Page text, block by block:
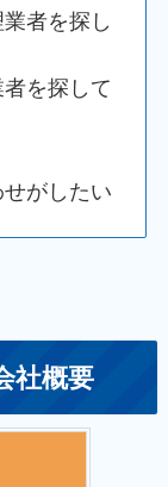
者を探し
を探して
がしたい
社概要